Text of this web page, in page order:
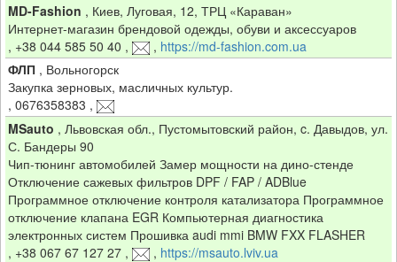
MD-Fashion , Киев, Луговая, 12, ТРЦ «Караван»
Интернет-магазин брендовой одежды, обуви и аксессуаров
, +38 044 585 50 40 , , https://md-fashion.com.ua
ФЛП, Вольногорск
Закупка зерновых, масличных культур.
, 0676358383 ,
MSauto , Львовская обл., Пустомытовский район, c. Давыдов, ул.
С. Бандеры 90
Чип-тюнинг автомобилей Замер мощности на дино-стенде
Отключение сажевых фильтров DPF / FAP / ADBlue
Программное отключение контроля катализатора Программное
отключение клапана EGR Компьютерная диагностика
электронных систем Прошивка audi mmi BMW FXX FLASHER
, +38 067 67 127 27, , https://msauto.lviv.ua